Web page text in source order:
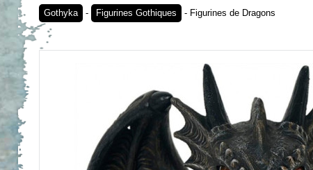
Gothyka - Figurines Gothiques - Figurines de Dragons